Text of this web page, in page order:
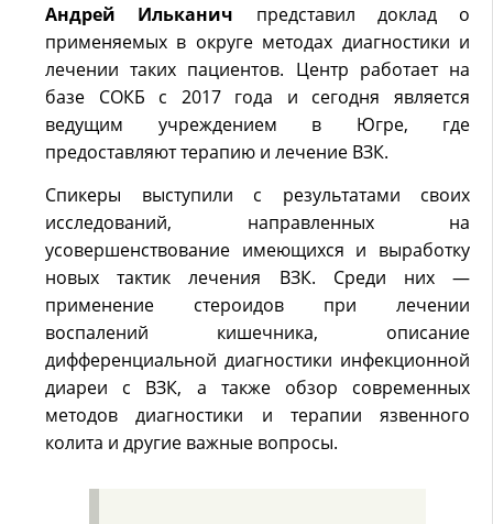
Андрей Ильканич представил доклад о
применяемых в округе методах диагностики и
лечении таких пациентов. Центр работает на
базе СОКБ с 2017 года и сегодня является
ведущим учреждением в Югре, где
предоставляют терапию и лечение ВЗК.
Спикеры выступили с результатами своих
исследований, направленных на
усовершенствование имеющихся и выработку
новых тактик лечения ВЗК. Среди них —
применение стероидов при лечении
воспалений кишечника, описание
дифференциальной диагностики инфекционной
диареи с ВЗК, а также обзор современных
методов диагностики и терапии язвенного
колита и другие важные вопросы.